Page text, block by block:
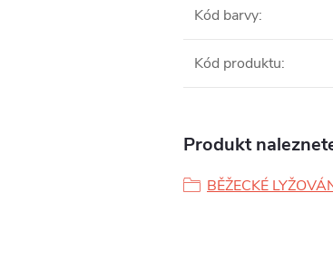
Kód barvy:
Kód produktu:
Produkt
BĚŽECKÉ